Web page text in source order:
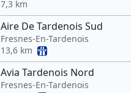
7,3 km
Aire De Tardenois Sud
Fresnes-En-Tardenois
13,6 km
Avia Tardenois Nord
Fresnes-En-Tardenois